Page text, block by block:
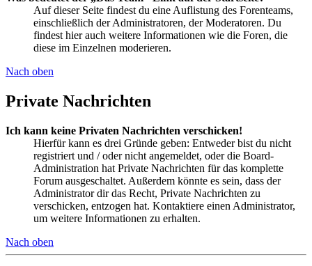
Auf dieser Seite findest du eine Auflistung des Forenteams,
einschließlich der Administratoren, der Moderatoren. Du
findest hier auch weitere Informationen wie die Foren, die
diese im Einzelnen moderieren.
Nach oben
Private Nachrichten
Ich kann keine Privaten Nachrichten verschicken!
Hierfür kann es drei Gründe geben: Entweder bist du nicht
registriert und / oder nicht angemeldet, oder die Board-
Administration hat Private Nachrichten für das komplette
Forum ausgeschaltet. Außerdem könnte es sein, dass der
Administrator dir das Recht, Private Nachrichten zu
verschicken, entzogen hat. Kontaktiere einen Administrator,
um weitere Informationen zu erhalten.
Nach oben